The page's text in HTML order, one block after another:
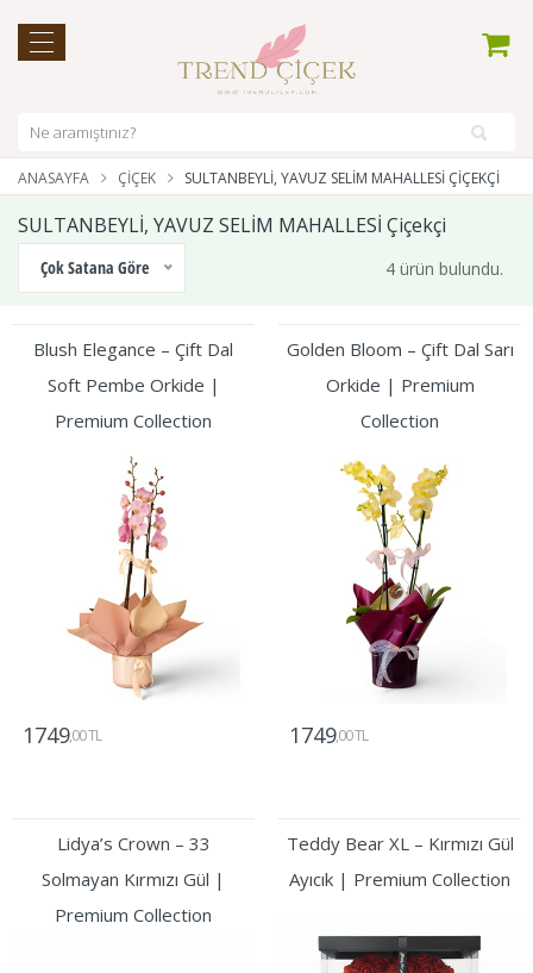
ANASAYFA ÇIÇEK SULTANBEYLİ, YAVUZ SELİM MAHALLESİ ÇIÇEKÇI
SULTANBEYLİ, YAVUZ SELİM MAHALLESİ Çiçekçi
Çok Satana Göre 4 ürün bulundu.
Blush Elegance – Çift Dal
Soft Pembe Orkide |
Premium Collection
1749,00 TL
Golden Bloom – Çift Dal Sarı
Orkide | Premium
Collection
1749,00 TL
Lidya’s Crown – 33
Solmayan Kırmızı Gül |
Premium Collection
Teddy Bear XL – Kırmızı Gül
Ayıcık | Premium Collection